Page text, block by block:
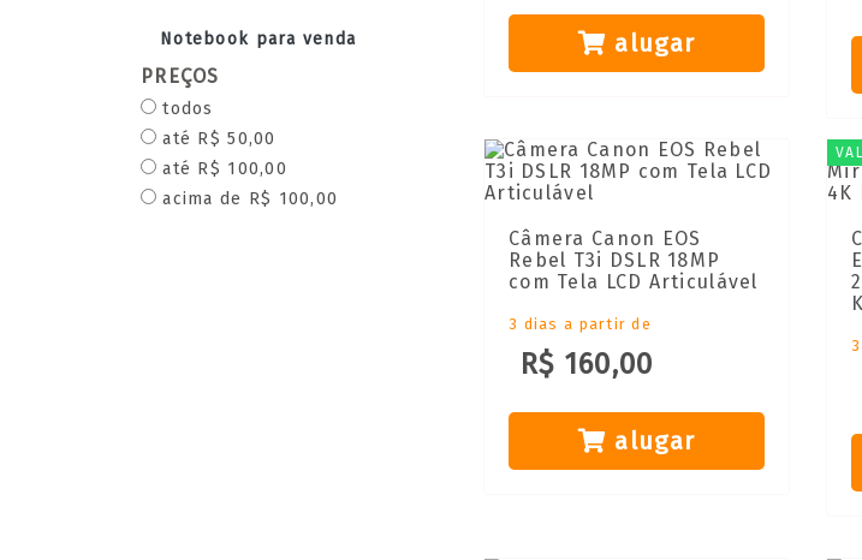
Notebook para venda
PREÇOS
todos
até R$ 50,00
até R$ 100,00
acima de R$ 100,00
alugar
Câmera Canon EOS
Rebel T3i DSLR 18MP
com Tela LCD Articulável
3 dias a partir de
R$ 160,00
alugar